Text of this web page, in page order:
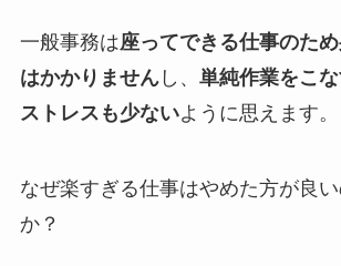
一般事務は座ってできる仕事のた
はかかりませんし、 単純作業をこ
ストレスも少ないように思えます。
なぜ楽すぎる仕事はやめた方が良
か？